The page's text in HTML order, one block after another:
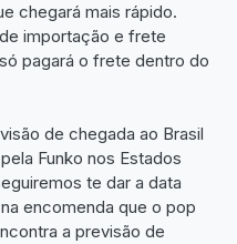
chegará mais rápido.
importação e frete
pagará o frete dentro do
de chegada ao Brasil
Funko nos Estados
te dar a data
encomenda que o pop
a previsão de